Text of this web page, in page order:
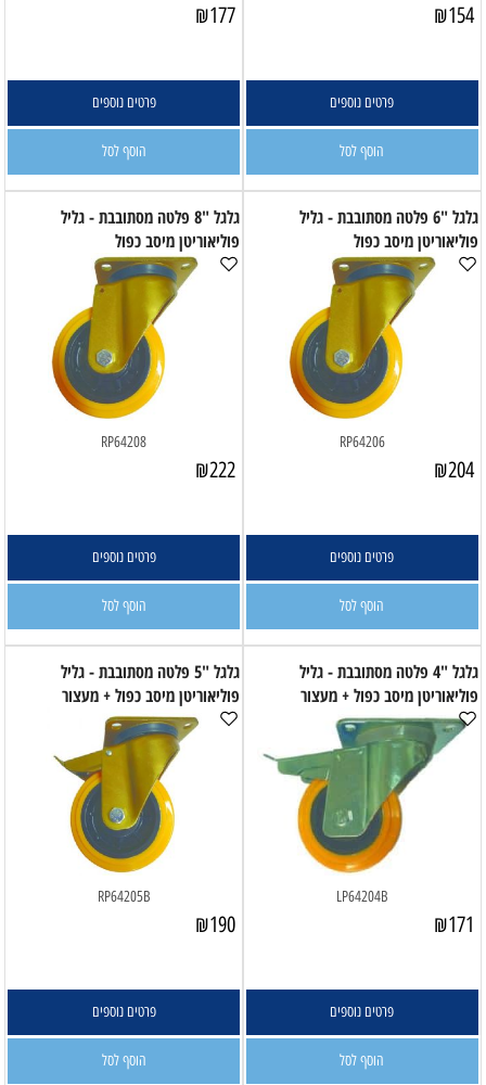
₪154
פרטים נוספים
הוסף לסל
₪177
פרטים נוספים
הוסף לסל
גלגל "6 פלטה מסתובבת - גליל
פוליאוריטן מיסב כפול
RP64206
₪204
פרטים נוספים
הוסף לסל
גלגל "8 פלטה מסתובבת - גליל
פוליאוריטן מיסב כפול
RP64208
₪222
פרטים נוספים
הוסף לסל
גלגל "4 פלטה מסתובבת - גליל
פוליאוריטן מיסב כפול + מעצור
LP64204B
₪171
פרטים נוספים
הוסף לסל
גלגל "5 פלטה מסתובבת - גליל
פוליאוריטן מיסב כפול + מעצור
RP64205B
₪190
פרטים נוספים
הוסף לסל